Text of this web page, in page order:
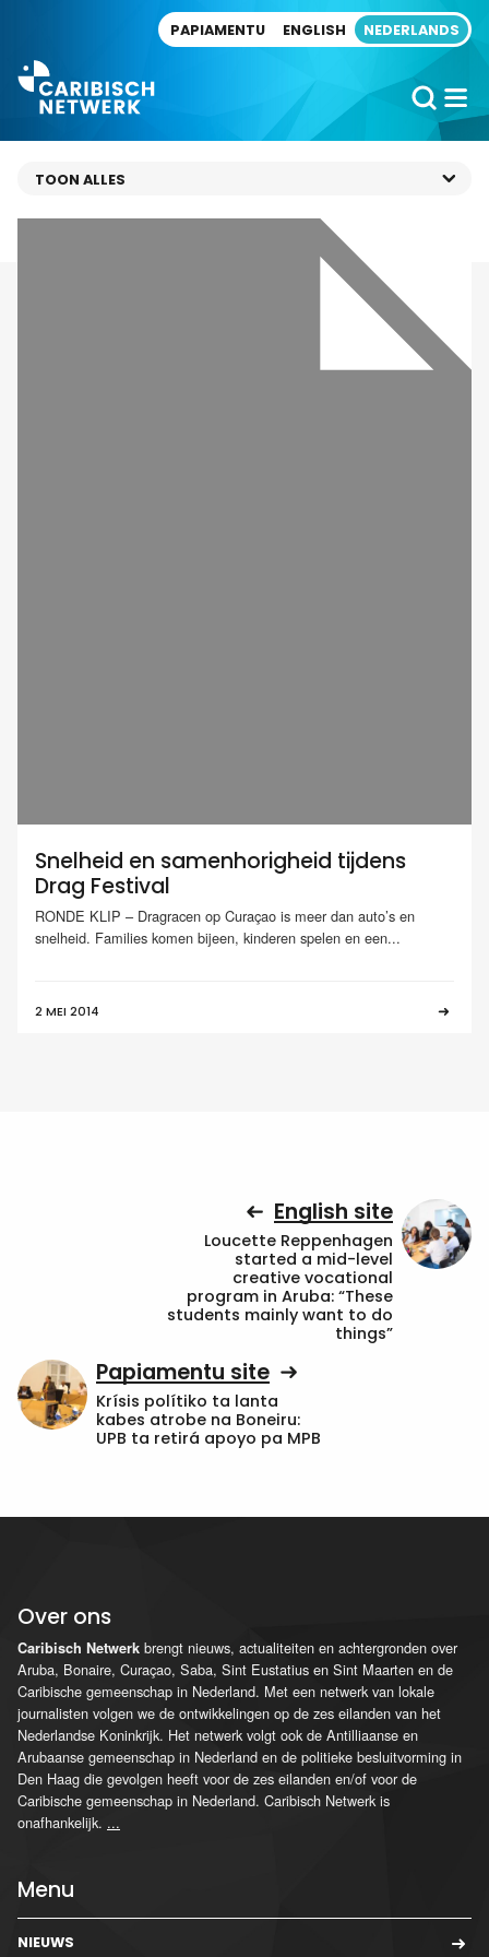
PAPIAMENTU ENGLISH NEDERLANDS
Snelheid en samenhorigheid tijdens
Drag Festival
RONDE KLIP – Dragracen op Curaçao is meer dan auto’s en
snelheid. Families komen bijeen, kinderen spelen en een...
2 MEI 2014
English site
Loucette Reppenhagen
started a mid-level
creative vocational
program in Aruba: “These
students mainly want to do
things”
Papiamentu site
Krísis polítiko ta lanta
kabes atrobe na Boneiru:
UPB ta retirá apoyo pa MPB
Over ons
Caribisch Netwerk brengt nieuws, actualiteiten en achtergronden over
Aruba, Bonaire, Curaçao, Saba, Sint Eustatius en Sint Maarten en de
Caribische gemeenschap in Nederland. Met een netwerk van lokale
journalisten volgen we de ontwikkelingen op de zes eilanden van het
Nederlandse Koninkrijk. Het netwerk volgt ook de Antilliaanse en
Arubaanse gemeenschap in Nederland en de politieke besluitvorming in
Den Haag die gevolgen heeft voor de zes eilanden en/of voor de
Caribische gemeenschap in Nederland. Caribisch Netwerk is
onafhankelijk. ...
Menu
NIEUWS